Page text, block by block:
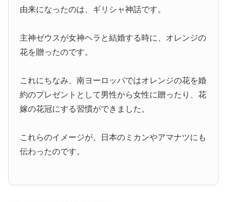
由来になったのは、ギリシャ神話です。
主神ゼウスが女神ヘラと結婚する時に、オレンジの
花を贈ったのです。
これにちなみ、南ヨーロッパではオレンジの花を婚
約のプレゼントとして男性から女性に贈ったり、花
嫁の花冠にする習慣ができました。
これらのイメージが、日本のミカンやアマナツにも
伝わったのです。